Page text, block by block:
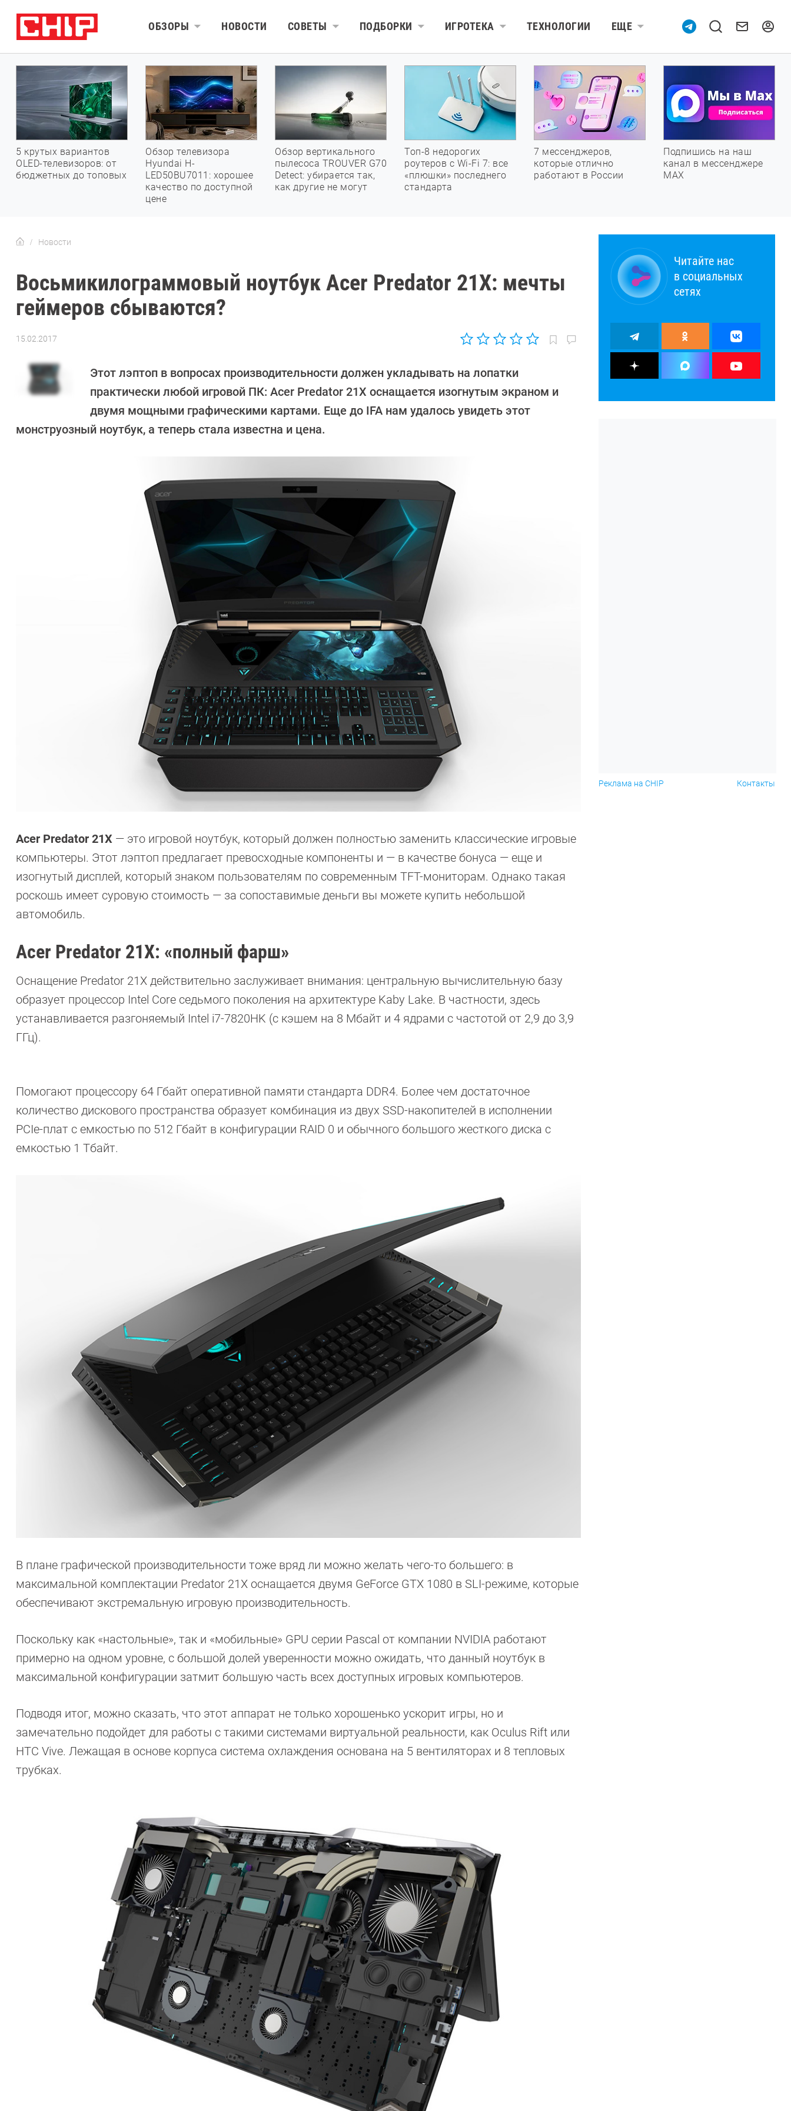
ОБЗОРЫ НОВОСТИ СОВЕТЫ ПОДБОРКИ ИГРОТЕКА ТЕХНОЛОГИИ ЕЩЕ
5 крутых вариантов
OLED-телевизоров: от
бюджетных до топовых
Обзор телевизора
Hyundai H-
LED50BU7011: хорошее
качество по доступной
цене
Обзор вертикального
пылесоса TROUVER G70
Detect: убирается так,
как другие не могут
Топ-8 недорогих
роутеров с Wi-Fi 7: все
«плюшки» последнего
стандарта
7 мессенджеров,
которые отлично
работают в России
Подпишись на наш
канал в мессенджере
МАХ
Новости
Восьмикилограммовый ноутбук Acer Predator 21X: мечты
геймеров сбываются?
15.02.2017
Suslov
Этот лэптоп в вопросах производительности должен укладывать на лопатки
практически любой игровой ПК: Acer Predator 21X оснащается изогнутым экраном и
двумя мощными графическими картами. Еще до IFA нам удалось увидеть этот
монструозный ноутбук, а теперь стала известна и цена.
Acer Predator 21X — это игровой ноутбук, который должен полностью заменить классические игровые
компьютеры. Этот лэптоп предлагает превосходные компоненты и — в качестве бонуса — еще и
изогнутый дисплей, который знаком пользователям по современным TFT-мониторам. Однако такая
роскошь имеет суровую стоимость — за сопоставимые деньги вы можете купить небольшой
автомобиль.
Acer Predator 21X: «полный фарш»
Оснащение Predator 21X действительно заслуживает внимания: центральную вычислительную базу
образует процессор Intel Core седьмого поколения на архитектуре Kaby Lake. В частности, здесь
устанавливается разгоняемый Intel i7-7820HK (с кэшем на 8 Мбайт и 4 ядрами с частотой от 2,9 до 3,9
ГГц).
Помогают процессору 64 Гбайт оперативной памяти стандарта DDR4. Более чем достаточное
количество дискового пространства образует комбинация из двух SSD-накопителей в исполнении
PCIe-плат с емкостью по 512 Гбайт в конфигурации RAID 0 и обычного большого жесткого диска с
емкостью 1 Тбайт.
В плане графической производительности тоже вряд ли можно желать чего-то большего: в
максимальной комплектации Predator 21X оснащается двумя GeForce GTX 1080 в SLI-режиме, которые
обеспечивают экстремальную игровую производительность.
Поскольку как «настольные», так и «мобильные» GPU серии Pascal от компании NVIDIA работают
примерно на одном уровне, с большой долей уверенности можно ожидать, что данный ноутбук в
максимальной конфигурации затмит большую часть всех доступных игровых компьютеров.
Подводя итог, можно сказать, что этот аппарат не только хорошенько ускорит игры, но и
замечательно подойдет для работы с такими системами виртуальной реальности, как Oculus Rift или
HTC Vive. Лежащая в основе корпуса система охлаждения основана на 5 вентиляторах и 8 тепловых
трубках.
Читайте нас
в социальных
сетях
Реклама на CHIP Контакты